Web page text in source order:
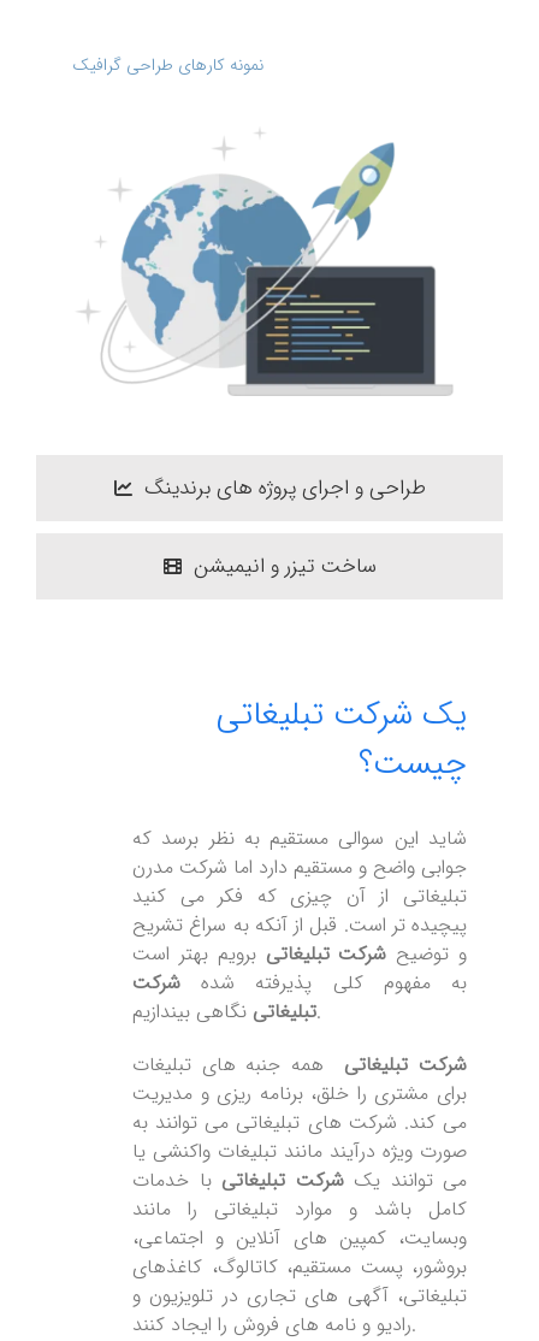
نمونه کارهای طراحی گرافیک
طراحی و اجرای پروژه های برندینگ
ساخت تیزر و انیمیشن
یک شرکت تبلیغاتی
چیست؟
شاید این سوالی مستقیم به نظر برسد که
جوابی واضح و مستقیم دارد اما شرکت مدرن
تبلیغاتی از آن چیزی که فکر می کنید
پیچیده تر است. قبل از آنکه به سراغ تشریح
و توضیح شرکت تبلیغاتی برویم بهتر است
به مفهوم کلی پذیرفته شده شرکت
تبلیغاتینگاهی بیندازیم.
شرکت تبلیغاتی
همه جنبه های تبلیغات
برای مشتری را خلق، برنامه ریزی و مدیریت
می کند. شرکت های تبلیغاتی می توانند به
صورت ویژه درآیند مانند تبلیغات واکنشی یا
می توانند یکشرکت تبلیغاتی با خدمات
کامل باشد و موارد تبلیغاتی را مانند
وبسایت، کمپین های آنلاین و اجتماعی،
بروشور، پست مستقیم، کاتالوگ، کاغذهای
تبلیغاتی، آگهی های تجاری در تلویزیون و
رادیو و نامه های فروش را ایجاد کنند.